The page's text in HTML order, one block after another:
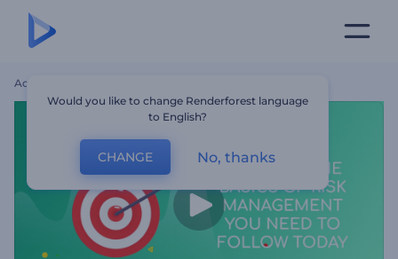
Accueil
Would you like to change Renderforest language
to English?
CHANGE No, thanks